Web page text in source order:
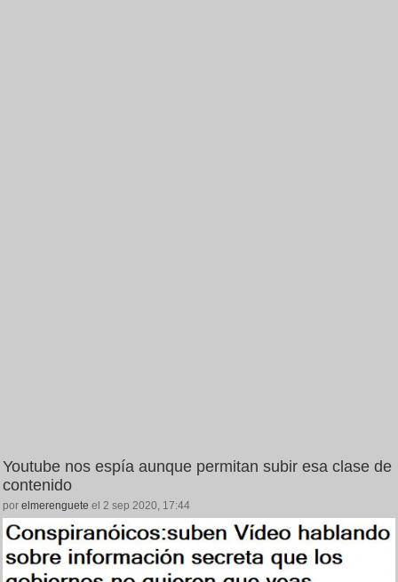
Youtube nos espía aunque permitan subir esa clase de
contenido
por elmerenguete el 2 sep 2020, 17:44